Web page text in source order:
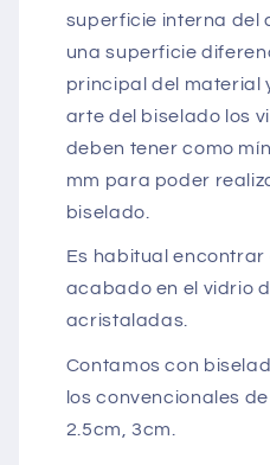
superficie interna del
una superficie
principal del material
arte del biselado los
deben tener como
mm para poder
biselado.
Es habitual encontrar
acabado en el vidrio
acristaladas.
Contamos con
los convencionales
2.5cm, 3cm.